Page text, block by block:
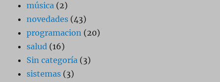
música (2)
novedades (43)
programacion (20)
salud (16)
Sin categoría (3)
sistemas (3)